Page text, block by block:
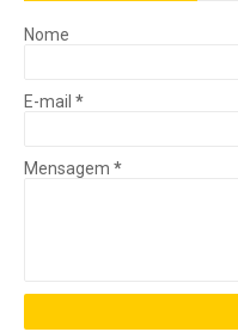
Nome
E-mail *
Mensagem *